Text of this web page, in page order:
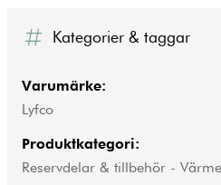
Kategorier & taggar
Varumärke:
Lyfco
Produktkategori:
Reservdelar & tillbehör -